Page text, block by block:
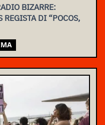
BIZARRE:
REGISTA DI “POCOS,